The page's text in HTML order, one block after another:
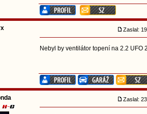
Zaslal:
Nebyl by ventilátor topení na 2.2 UFO
Zaslal: